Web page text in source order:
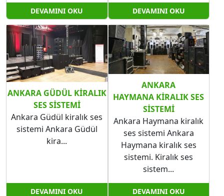
DEVAMINI OKU DEVAMINI OKU
ANKARA GÜDÜL​​​​​​​ KIRALIK
SES SISTEMI
Ankara Güdül kiralık ses
sistemi Ankara Güdül​​​​​​​
kira...
DEVAMINI OKU
ANKARA
HAYMANA KIRALIK SES
SISTEMI
Ankara Haymana kiralık
ses sistemi Ankara
Haymana kiralık ses
sistemi. Kiralık ses
sistem...
DEVAMINI OKU